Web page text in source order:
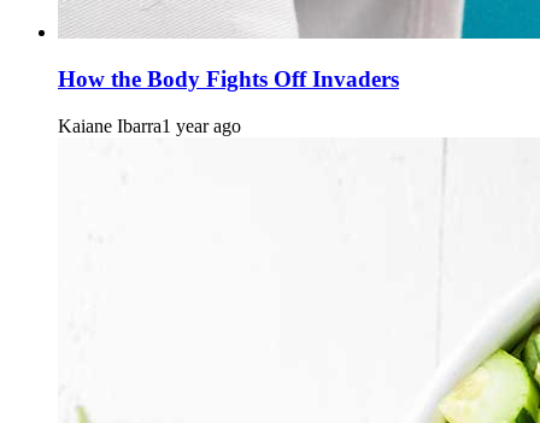
How the Body Fights Off Invaders
Kaiane Ibarra1 year ago